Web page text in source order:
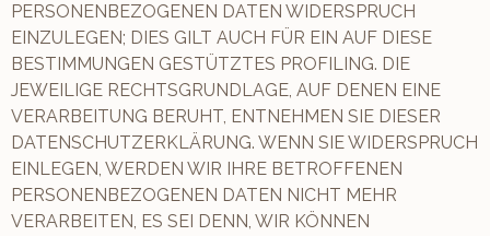
PERSONENBEZOGENEN DATEN WIDERSPRUCH
EINZULEGEN; DIES GILT AUCH FÜR EIN AUF DIESE
BESTIMMUNGEN GESTÜTZTES PROFILING. DIE
JEWEILIGE RECHTSGRUNDLAGE, AUF DENEN EINE
VERARBEITUNG BERUHT, ENTNEHMEN SIE DIESER
DATENSCHUTZERKLÄRUNG. WENN SIE WIDERSPRUCH
EINLEGEN, WERDEN WIR IHRE BETROFFENEN
PERSONENBEZOGENEN DATEN NICHT MEHR
VERARBEITEN, ES SEI DENN, WIR KÖNNEN